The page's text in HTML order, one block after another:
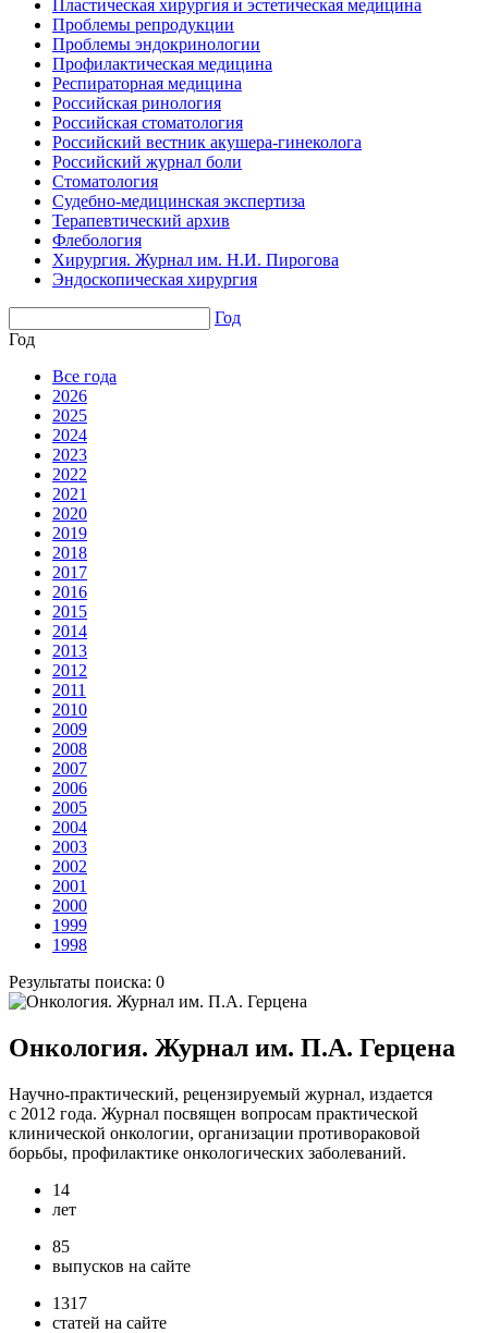
Пластическая хирургия и эстетическая медицина
Проблемы репродукции
Проблемы эндокринологии
Профилактическая медицина
Респираторная медицина
Российская ринология
Российская стоматология
Российский вестник акушера-гинеколога
Российский журнал боли
Стоматология
Судебно-медицинская экспертиза
Терапевтический архив
Флебология
Хирургия. Журнал им. Н.И. Пирогова
Эндоскопическая хирургия
Год
Год
Все года
2026
2025
2024
2023
2022
2021
2020
2019
2018
2017
2016
2015
2014
2013
2012
2011
2010
2009
2008
2007
2006
2005
2004
2003
2002
2001
2000
1999
1998
Результаты поиска: 0
Онкология. Журнал им. П.А. Герцена
Научно-практический, рецензируемый журнал, издается
с 2012 года. Журнал посвящен вопросам практической
клинической онкологии, организации противораковой
борьбы, профилактике онкологических заболеваний.
14
лет
85
выпусков на сайте
1317
статей на сайте